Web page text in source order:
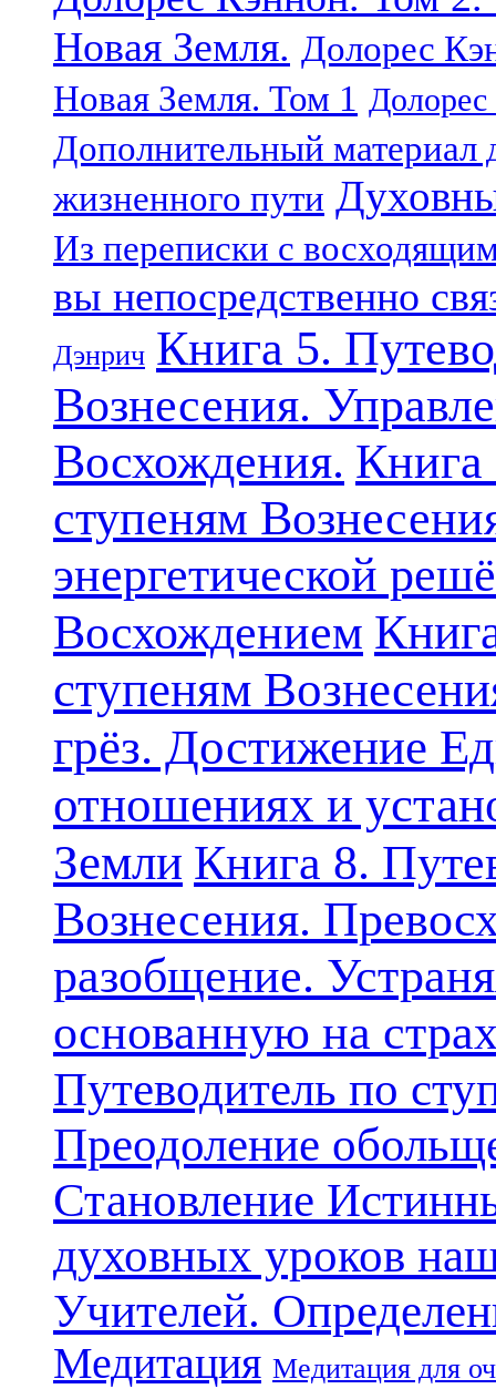
Новая Земля. Долорес
Новая Земля. Том 1
Дополнительный материал
жизненного пути
Из переписки с
вы непосредственно
Дэнрич Книга 5.
Вознесения.
Восхождения. Книга
ступеням
энергетической
Восхождением
ступеням
грёз. Достижение
отношениях и
Земли Книга 8.
Вознесения.
разобщение.
основанную на
Путеводитель по
Преодоление
Становление
духовных уроков
Учителей.
Медитация Медитация для